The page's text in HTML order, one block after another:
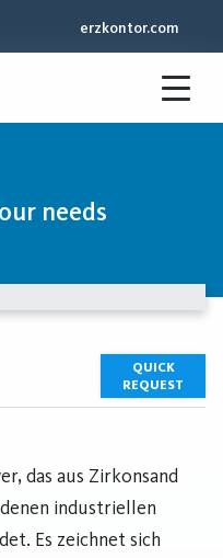
erzkontor.com
needs
QUICK
REQUEST
das aus Zirkonsand
industriellen
Es zeichnet sich